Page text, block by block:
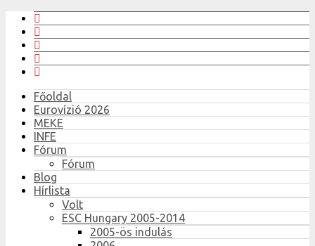
Főoldal
Eurovízió 2026
MEKE
INFE
Fórum
Fórum
Blog
Hírlista
Volt
ESC Hungary 2005-2014
2005-ös indulás